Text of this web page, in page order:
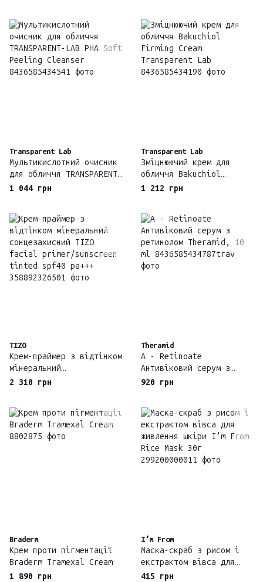
15
Transparent Lab
Мультикислотний очисник
для обличчя TRANSPARENT-
LAB PHA Soft Peeling
1 044 грн
Transparent Lab
Зміцнюючий крем для
обличчя Bakuchiol
Firming Cream
1 212 грн
TIZO
Крем-праймер з відтінком
мінеральний
сонцезахисний TIZO
2 310 грн
Theramid
A - Retinoate
Антивіковий серум з
ретинолом Theramid, 10
920 грн
Braderm
Крем проти пігментації
Braderm Tramexal Cream
1 890 грн
I’m From
Маска-скраб з рисом і
екстрактом вівса для
живлення шкіри I’m From
415 грн